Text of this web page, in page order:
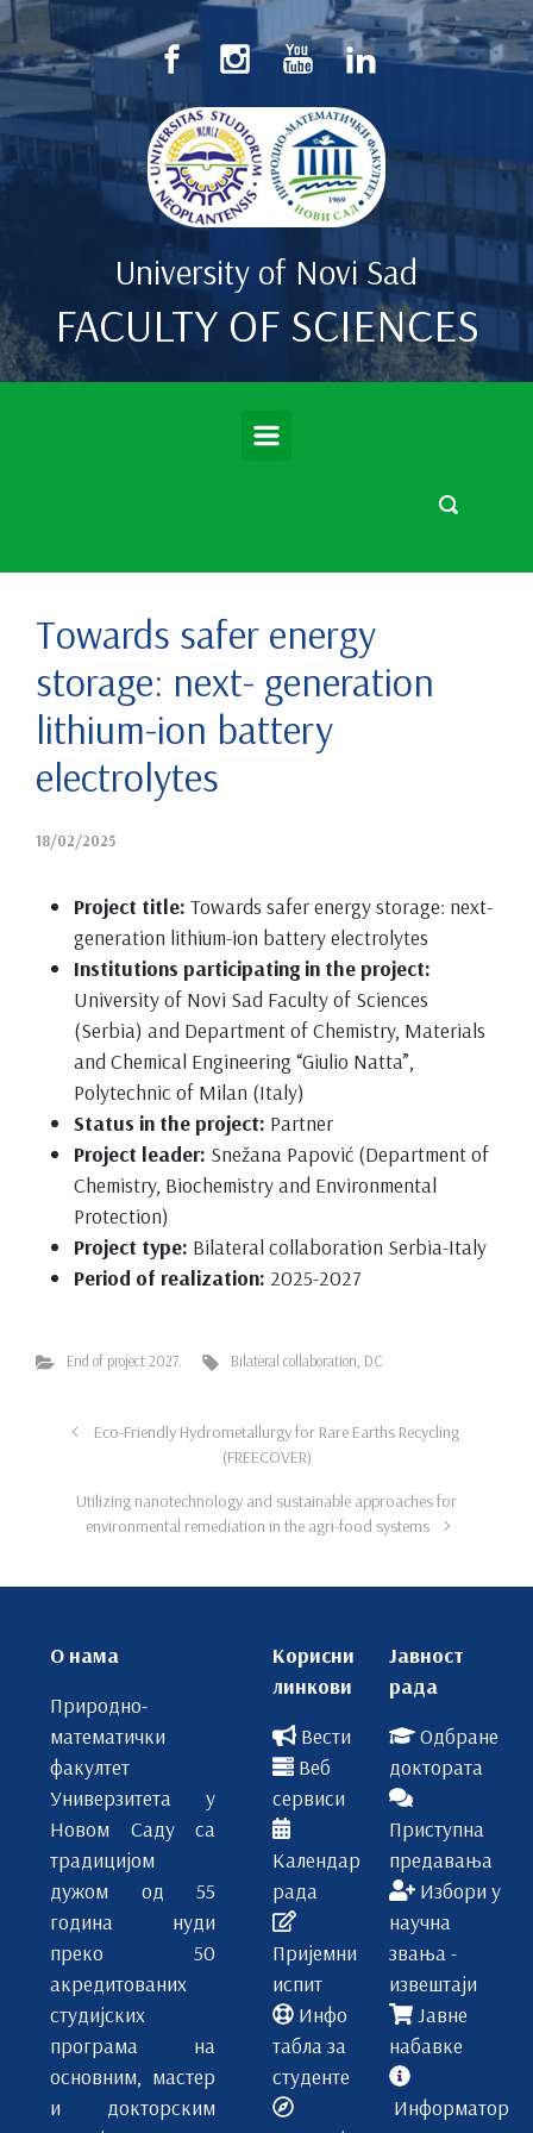
Skip to main content
University of Novi Sad
FACULTY OF SCIENCES
Towards safer energy
storage: next- generation
lithium-ion battery
electrolytes
18/02/2025
Project title: Towards safer energy storage: next-
generation lithium-ion battery electrolytes
Institutions participating in the project:
University of Novi Sad Faculty of Sciences
(Serbia) and Department of Chemistry, Materials
and Chemical Engineering “Giulio Natta”,
Polytechnic of Milan (Italy)
Status in the project: Partner
Project leader: Snežana Papović (Department of
Chemistry, Biochemistry and Environmental
Protection)
Project type: Bilateral collaboration Serbia-Italy
Period of realization: 2025-2027
End of project 2027. Bilateral collaboration DC
Eco-Friendly Hydrometallurgy for Rare Earths Recycling
(FREECOVER)
Utilizing nanotechnology and sustainable approaches for
environmental remediation in the agri-food systems
О нама
Природно-
математички
факултет
Универзитета у
Новом Саду са
традицијом
дужом од 55
година нуди
преко 50
акредитованих
студијских
програма на
основним, мастер
и докторским
Корисни
линкови
Вести
Веб
сервиси
Календар
рада
Пријемни
испит
Инфо
табла за
студенте
Јавност
рада
Одбране
доктората
Приступна
предавања
Избори у
научна
звања -
извештаји
Јавне
набавке
Информатор